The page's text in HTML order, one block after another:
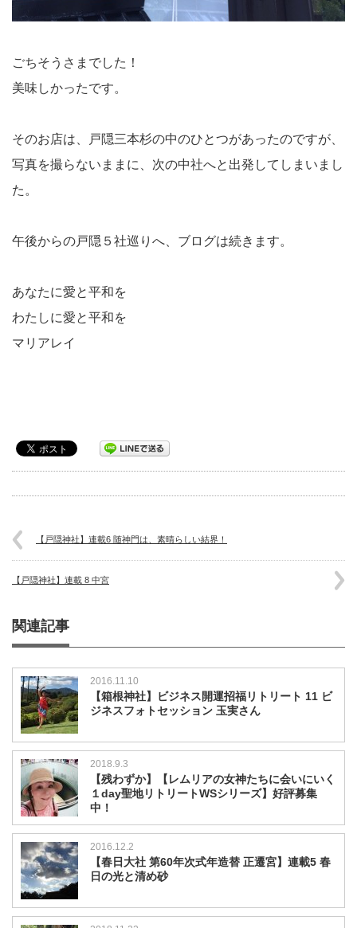
ごちそうさまでした！
美味しかったです。
そのお店は、戸隠三本杉の中のひとつがあったのですが、
写真を撮らないままに、次の中社へと出発してしまいまし
た。
午後からの戸隠５社巡りへ、ブログは続きます。
あなたに愛と平和を
わたしに愛と平和を
マリアレイ
【戸隠神社】連載6 随神門は、素晴らしい結界！
【戸隠神社】連載 8 中宮
関連記事
2016.11.10
【箱根神社】ビジネス開運招福リトリート 11 ビ
ジネスフォトセッション 玉実さん
2018.9.3
【残わずか】【レムリアの女神たちに会いにいく
１day聖地リトリートWSシリーズ】好評募集
中！
2016.12.2
【春日大社 第60年次式年造替 正遷宮】連載5 春
日の光と清め砂